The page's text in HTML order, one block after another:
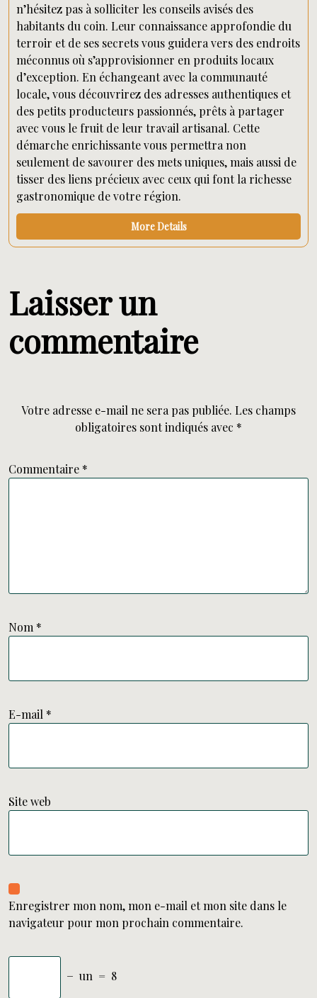
n’hésitez pas à solliciter les conseils avisés des
habitants du coin. Leur connaissance approfondie du
terroir et de ses secrets vous guidera vers des endroits
méconnus où s’approvisionner en produits locaux
d’exception. En échangeant avec la communauté
locale, vous découvrirez des adresses authentiques et
des petits producteurs passionnés, prêts à partager
avec vous le fruit de leur travail artisanal. Cette
démarche enrichissante vous permettra non
seulement de savourer des mets uniques, mais aussi de
tisser des liens précieux avec ceux qui font la richesse
gastronomique de votre région.
More Details
Laisser un
commentaire
Votre adresse e-mail ne sera pas publiée. Les champs
obligatoires sont indiqués avec *
Commentaire *
Nom *
E-mail *
Site web
Enregistrer mon nom, mon e-mail et mon site dans le
navigateur pour mon prochain commentaire.
− un = 8